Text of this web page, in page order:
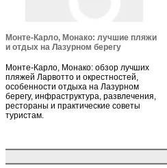
Монте-Карло, Монако: лучшие пляжи
и отдых на Лазурном берегу
Монте-Карло, Монако: обзор лучших
пляжей Ларвотто и окрестностей,
особенности отдыха на Лазурном
берегу, инфраструктура, развлечения,
рестораны и практические советы
туристам.